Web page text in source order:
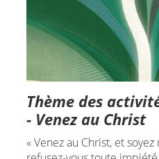
Thème des
- Venez au Christ
« Venez au Christ, et